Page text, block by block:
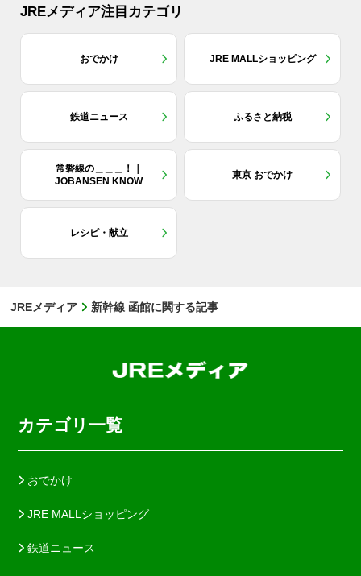
JREメディア注目カテゴリ
おでかけ JRE MALLショッピング
鉄道ニュース ふるさと納税
常磐線の＿＿＿！｜
JOBANSEN KNOW
東京 おでかけ
レシピ・献立
JREメディア 新幹線 函館に関する記事
カテゴリ一覧
おでかけ
JRE MALLショッピング
鉄道ニュース